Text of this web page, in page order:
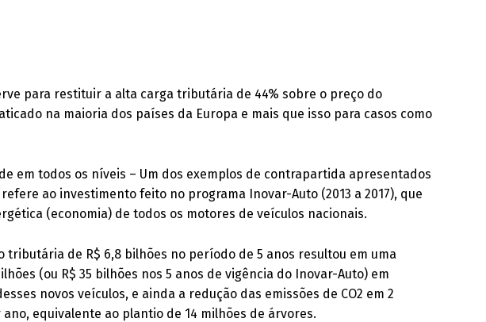
para restituir a alta carga tributária de 44% sobre o preço do
na maioria dos países da Europa e mais que isso para casos como
em todos os níveis – Um dos exemplos de contrapartida apresentados
refere ao investimento feito no programa Inovar-Auto (2013 a 2017), que
(economia) de todos os motores de veículos nacionais.
tributária de R$ 6,8 bilhões no período de 5 anos resultou em uma
(ou R$ 35 bilhões nos 5 anos de vigência do Inovar-Auto) em
novos veículos, e ainda a redução das emissões de CO2 em 2
equivalente ao plantio de 14 milhões de árvores.